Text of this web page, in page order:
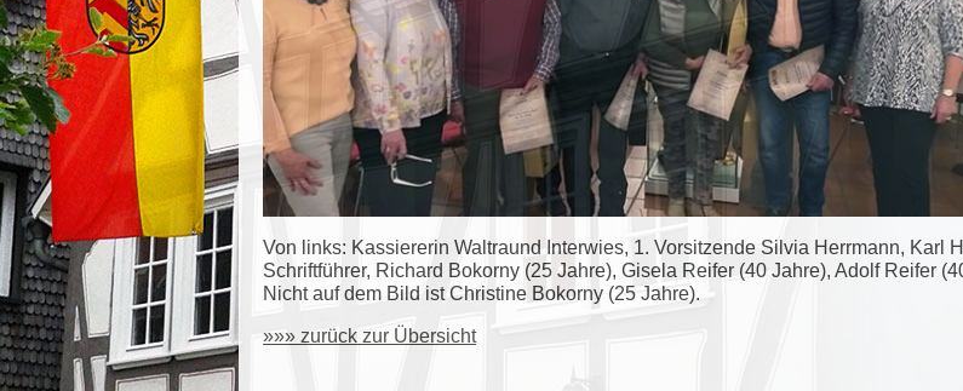
Von links: Kassiererin Waltraund Interwies, 1. Vorsitzende Silvia Herrmann, Karl
Schriftführer, Richard Bokorny (25 Jahre), Gisela Reifer (40 Jahre), Adolf Reifer
Nicht auf dem Bild ist Christine Bokorny (25 Jahre).
»»» zurück zur Übersicht